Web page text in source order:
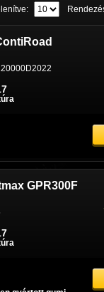
GPR300F